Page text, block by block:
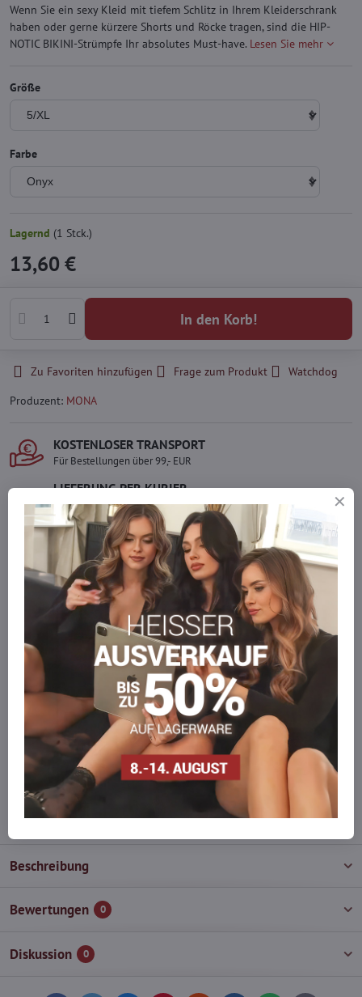
Wenn Sie ein sexy Kleid mit tiefem Schlitz in Ihrem Kleiderschrank
haben oder gerne kürzere Shorts und Röcke tragen, sind die HIP-
NOTIC BIKINI-Strümpfe Ihr absolutes Must-have. Lesen Sie mehr
Größe
Farbe
Lagernd (1 Stck.)
13,60 €
In den Korb!
Zu Favoriten hinzufügen Frage zum Produkt
Watchdog
Produzent: MONA
KOSTENLOSER TRANSPORT
Für Bestellungen über 99,- EUR
LIEFERUNG PER KURIER
Schnell und direkt nach Hause.
SICHERE ZAHLUNGEN
Gesicherte Online-Zahlungen
Ware auf Lager
Wir versenden sofort
Werden Sie Teil von everlady
Werden Sie Teil von everlady und genießen Sie einen5 %
Mitgliedervorteilbei jedem Einkauf.
Der Vorteil wird automatisch im Warenkorb angewendet.
Möchten Sie mehr bestellen, als wir
auf Lager haben?
Zögern Sie nicht, uns zu kontaktieren, wir füllen die Ware für Sie
wieder auf!
info​@everlady​.eu
Beschreibung
Bewertungen 0
Diskussion 0